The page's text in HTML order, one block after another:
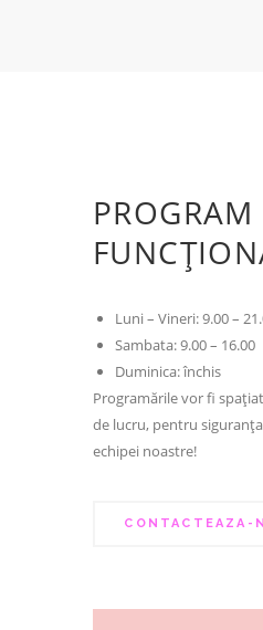
PROGRAM
Luni – Vineri: 9.00 –
Sambata: 9.00 – 16.00
Duminica: închis
Programările vor fi
de lucru, pentru
echipei noastre!
CONTACTEAZA-